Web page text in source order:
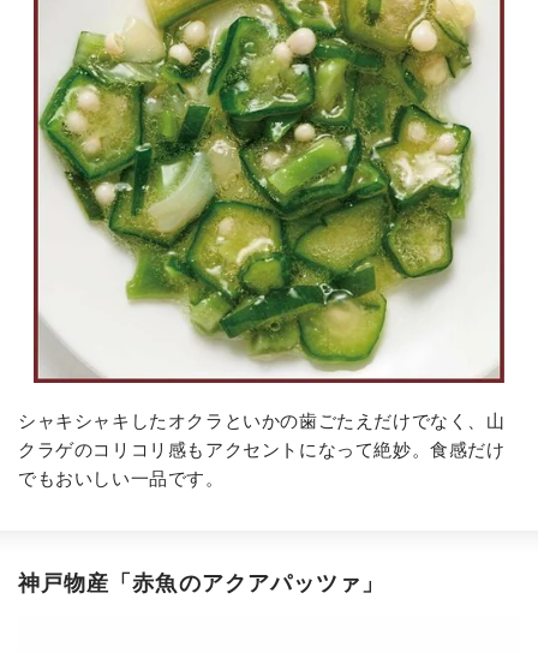
シャキシャキしたオクラといかの歯ごたえだけでなく、山
クラゲのコリコリ感もアクセントになって絶妙。食感だけ
でもおいしい一品です。
神戸物産「赤魚のアクアパッツァ」